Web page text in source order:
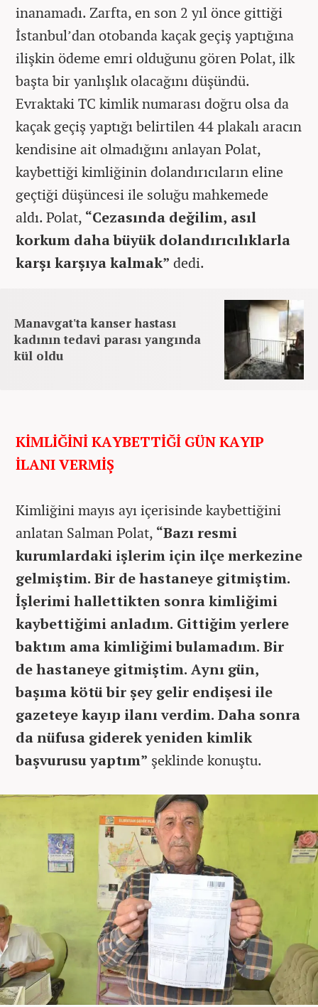
inanamadı. Zarfta, en son 2 yıl önce gittiği
İstanbul’dan otobanda kaçak geçiş yaptığına
ilişkin ödeme emri olduğunu gören Polat, ilk
başta bir yanlışlık olacağını düşündü.
Evraktaki TC kimlik numarası doğru olsa da
kaçak geçiş yaptığı belirtilen 44 plakalı aracın
kendisine ait olmadığını anlayan Polat,
kaybettiği kimliğinin dolandırıcıların eline
geçtiği düşüncesi ile soluğu mahkemede
aldı.Polat, “Cezasında değilim, asıl
korkum daha büyük dolandırıcılıklarla
karşı karşıya kalmak” dedi.
Manavgat'ta kanser hastası
kadının tedavi parası yangında
kül oldu
KİMLİĞİNİ KAYBETTİĞİ GÜN KAYIP
İLANI VERMİŞ
Kimliğini mayıs ayı içerisinde kaybettiğini
anlatan Salman Polat, “Bazı resmi
kurumlardaki işlerim için ilçe merkezine
gelmiştim. Bir de hastaneye gitmiştim.
İşlerimi hallettikten sonra kimliğimi
kaybettiğimi anladım. Gittiğim yerlere
baktım ama kimliğimi bulamadım. Bir
de hastaneye gitmiştim. Aynı gün,
başıma kötü bir şey gelir endişesi ile
gazeteye kayıp ilanı verdim. Daha sonra
da nüfusa giderek yeniden kimlik
başvurusu yaptım” şeklinde konuştu.